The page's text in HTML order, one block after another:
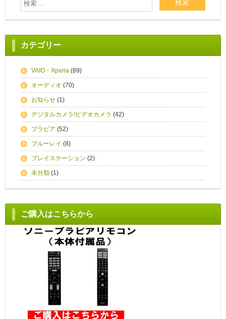
カテゴリー
VAIO・Xperia (89)
オーディオ (70)
お知らせ (1)
デジタルカメラ/ビデオカメラ (42)
ブラビア (52)
ブルーレイ (8)
プレイステーション (2)
未分類 (1)
ご購入はこちらから